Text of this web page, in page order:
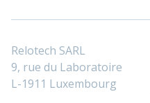
Relotech SARL
9, rue du Laboratoire
L-1911 Luxembourg